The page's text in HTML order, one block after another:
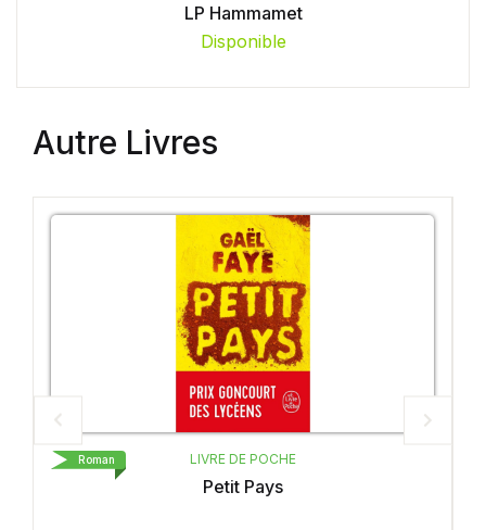
LP Hammamet
Disponible
Autre Livres
LIVRE DE POCHE
Petit Pays
Roman